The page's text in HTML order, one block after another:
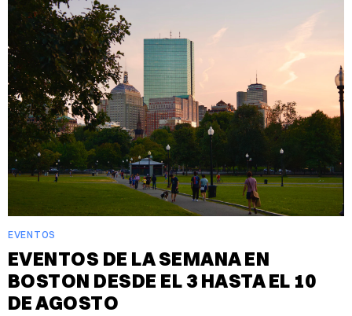
EVENTOS
EVENTOS DE LA SEMANA EN
BOSTON DESDE EL 3 HASTA EL 10
DE AGOSTO